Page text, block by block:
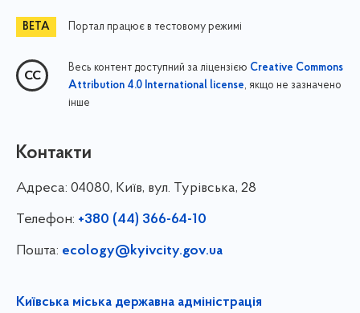
Портал працює в тестовому режимі
Весь контент доступний за ліцензією Creative Commons
Attribution 4.0 International license, якщо не зазначено
інше
Контакти
Адреса: 04080, Київ, вул. Турівська, 28
Телефон: +380 (44) 366-64-10
Пошта: ecology@kyivcity.gov.ua
Київська міська державна адміністрація